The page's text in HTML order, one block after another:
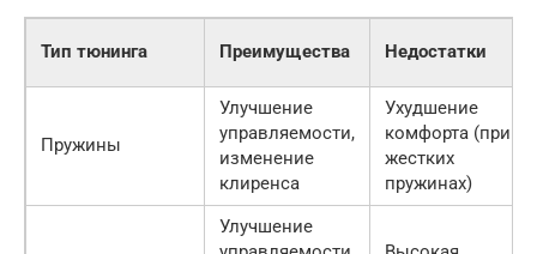
Тип тюнинга Преимущества Недостатки
Пружины
Улучшение
управляемости,
изменение
клиренса
Ухудшение
комфорта (при
жестких
пружинах)
Улучшение